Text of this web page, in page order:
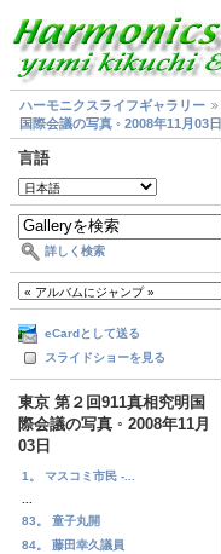
ハーモニクスライフギャラリー
国際会議の写真 ◦ 2008年11月03日
言語
詳しく検索
eCardとして送る
スライドショーを見る
東京 第２回911真相究明国
際会議の写真 ◦ 2008年11月
03日
1。 マスコミ市民 -...
83。 童子丸開
84。 藤田幸久議員